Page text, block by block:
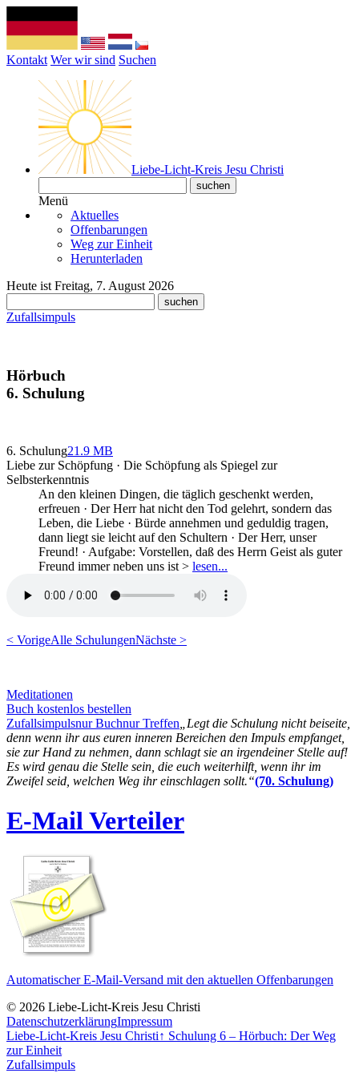
Kontakt Wer wir sind Suchen
Liebe-Licht-Kreis Jesu Christi
Menü
Aktuelles
Offenbarungen
Weg zur Einheit
Herunterladen
Heute ist Freitag, 7. August 2026
Zufallsimpuls
Hörbuch
6. Schulung
6. Schulung21.9 MB
Liebe zur Schöpfung · Die Schöpfung als Spiegel zur
Selbsterkenntnis
An den kleinen Dingen, die täglich geschenkt werden,
erfreuen · Der Herr hat nicht den Tod gelehrt, sondern das
Leben, die Liebe · Bürde annehmen und geduldig tragen,
dann liegt sie leicht auf den Schultern · Der Herr, unser
Freund! · Aufgabe: Vorstellen, daß des Herrn Geist als guter
Freund immer neben uns ist > lesen...
< VorigeAlle SchulungenNächste >
Meditationen
Buch kostenlos bestellen
Zufallsimpulsnur Buchnur Treffen„Legt die Schulung nicht beiseite,
denn wenn ihr aus euren inneren Bereichen den Impuls empfanget,
sie zur Hand zu nehmen, dann schlagt sie an irgendeiner Stelle auf!
Es wird genau die Stelle sein, die euch weiterhilft, wenn ihr im
Zweifel seid, welchen Weg ihr einschlagen sollt.“(70. Schulung)
E-Mail Verteiler
Automatischer E-Mail-Versand mit den aktuellen Offenbarungen
© 2026 Liebe-Licht-Kreis Jesu Christi
DatenschutzerklärungImpressum
Liebe-Licht-Kreis Jesu Christi↑ Schulung 6 – Hörbuch: Der Weg
zur Einheit
Zufallsimpuls